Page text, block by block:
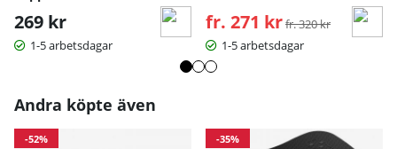
269 kr
1-5 arbetsdagar
fr. 271 kr Ordinarie pris:
fr. 320 kr
1-5 arbetsdagar
Andra köpte även
-52% -35%